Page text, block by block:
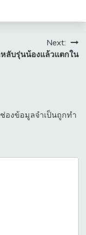
Next:
ลับรุ่นน้องแล้วแตกใน
ช่องข้อมูลจำเป็นถูกทำ